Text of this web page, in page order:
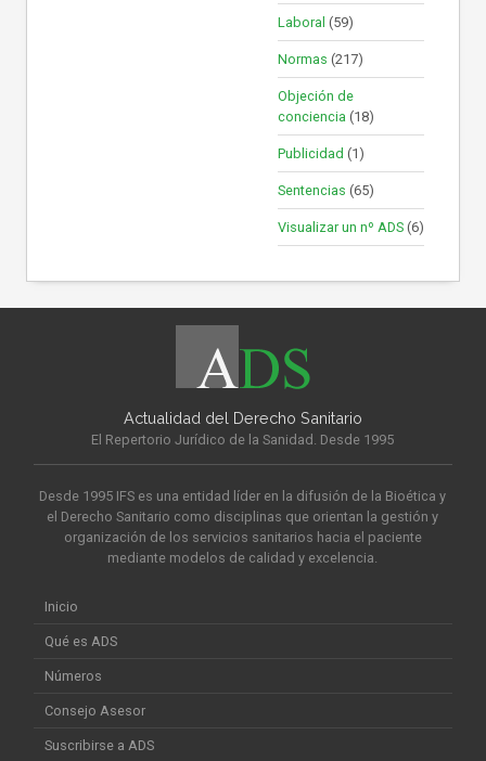
Laboral (59)
Normas (217)
Objeción de
conciencia (18)
Publicidad (1)
Sentencias (65)
Visualizar un nº ADS (6)
Actualidad del Derecho Sanitario
El Repertorio Jurídico de la Sanidad. Desde 1995
Desde 1995 IFS es una entidad líder en la difusión de la Bioética y
el Derecho Sanitario como disciplinas que orientan la gestión y
organización de los servicios sanitarios hacia el paciente
mediante modelos de calidad y excelencia.
Inicio
Qué es ADS
Números
Consejo Asesor
Suscribirse a ADS